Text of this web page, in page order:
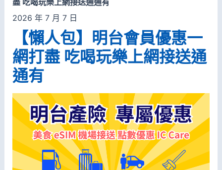
2026 年 7 月 7 日
【懶人包】明台會員優惠一
網打盡 吃喝玩樂上網接送通
通有